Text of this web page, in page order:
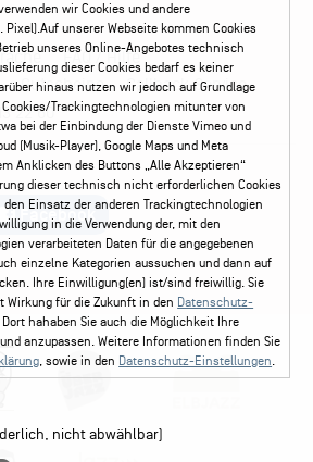
FAQ / Hilfe
Gutscheine
Callback-Service
22 60
Facebook
wir Cookies und andere
unserer Webseite kommen Cookies
unseres Online-Angebotes technisch
dieser Cookies bedarf es keiner
hinaus nutzen wir jedoch auf Grundlage
Trackingtechnologien mitunter von
bei der Einbindung der Dienste Vimeo und
(Musik-Player), Google Maps und Meta
Anklicken des Buttons „Alle Akzeptieren“
dieser technisch nicht erforderlichen Cookies
Einsatz der anderen Trackingtechnologien
in die Verwendung der, mit den
verarbeiteten Daten für die angegebenen
einzelne Kategorien aussuchen und dann auf
Ihre Einwilligung(en) ist/sind freiwillig. Sie
Wirkung für die Zukunft in den Datenschutz-
hahaben Sie auch die Möglichkeit Ihre
anzupassen. Weitere Informationen finden Sie
, sowie in den Datenschutz-Einstellungen.
nicht abwählbar)